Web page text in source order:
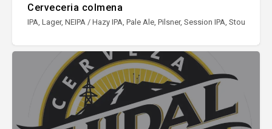
Cerveceria colmena
IPA, Lager, NEIPA / Hazy IPA, Pale Ale, Pilsner, Session IPA, Stout